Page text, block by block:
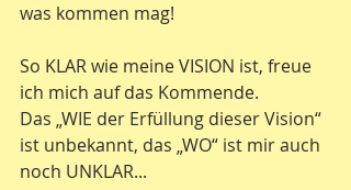
was kommen mag!
So KLAR wie meine VISION ist, freue
ich mich auf das Kommende.
Das „WIE der Erfüllung dieser Vision“
ist unbekannt, das „WO“ ist mir auch
noch UNKLAR...